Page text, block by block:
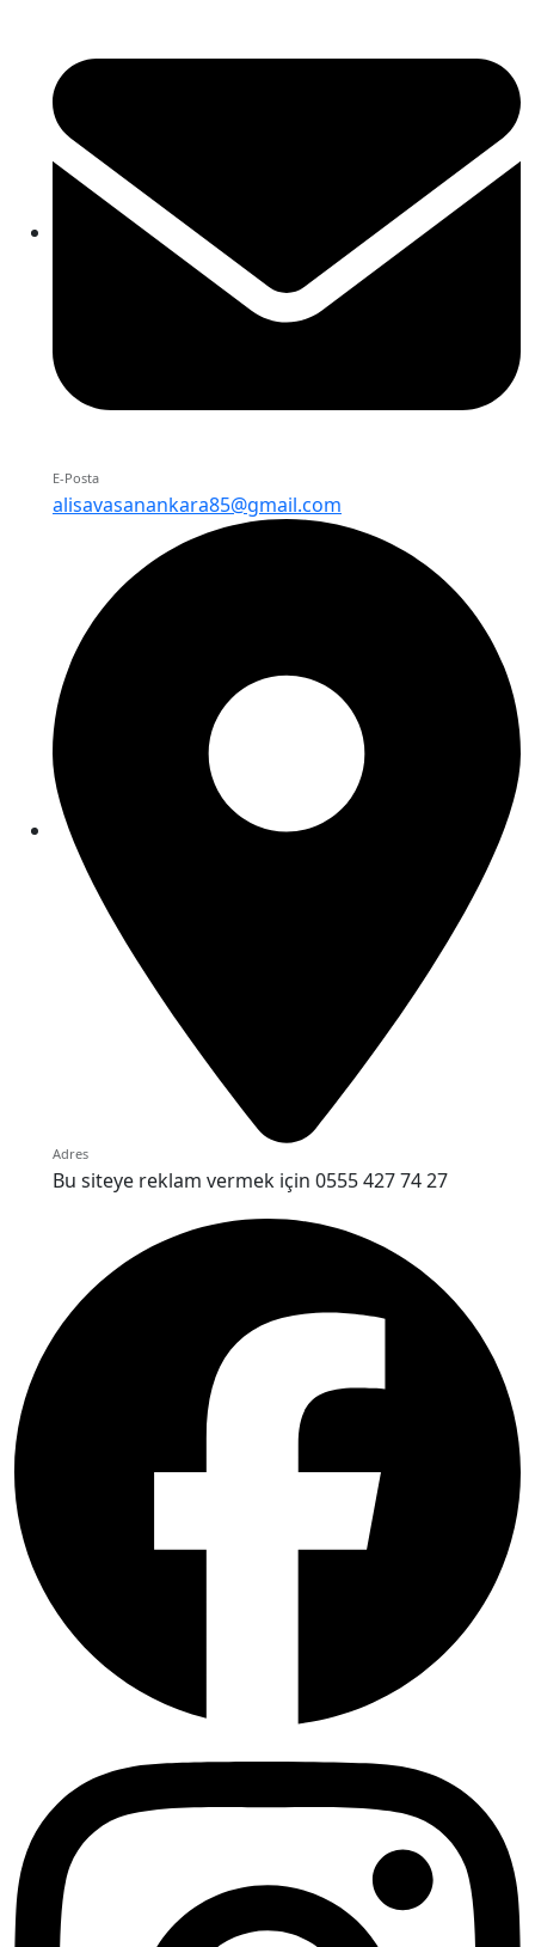
E-Posta
alisavasanankara85@gmail.com
Adres
Bu siteye reklam vermek için 0555 427 74 27